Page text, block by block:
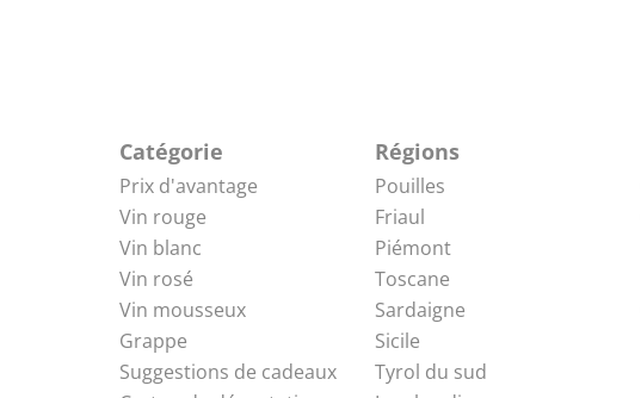
Catégorie
Prix d'avantage
Vin rouge
Vin blanc
Vin rosé
Vin mousseux
Grappe
Suggestions de cadeaux
Régions
Pouilles
Friaul
Piémont
Toscane
Sardaigne
Sicile
Tyrol du sud